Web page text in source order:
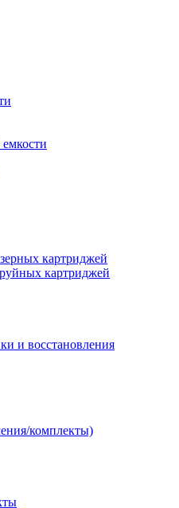
картриджей
картриджей
и восстановления
комплекты)